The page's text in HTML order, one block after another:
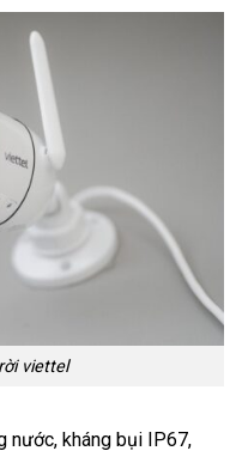
viettel
nước, kháng bụi IP67,